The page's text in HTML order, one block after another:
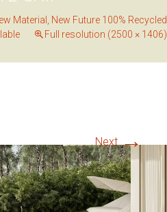
Material, New Future 100% Recycled
Full resolution (2500 × 1406)
Next→